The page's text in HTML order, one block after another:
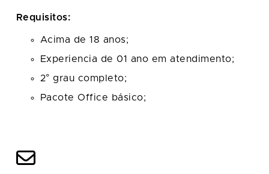
Requisitos:
Acima de 18 anos;
Experiencia de 01 ano em atendimento;
2° grau completo;
Pacote Office básico;